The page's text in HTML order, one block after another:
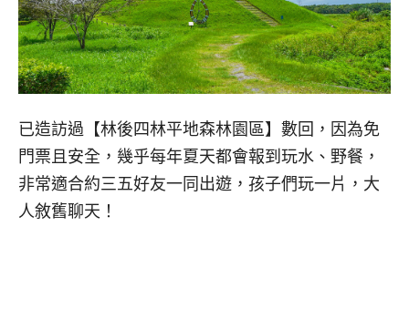
已造訪過【林後四林平地森林園區】數回，因為免
門票且安全，幾乎每年夏天都會報到玩水、野餐，
非常適合約三五好友一同出遊，孩子們玩一片，大
人敘舊聊天！